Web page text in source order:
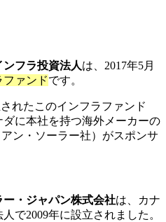
フラ投資法人は、2017年5月
ファンドです。
れたこのインフラファンド
に本社を持つ海外メーカーの
アン・ソーラー社）がスポンサ
・ジャパン株式会社は、カナ
で2009年に設立されました。